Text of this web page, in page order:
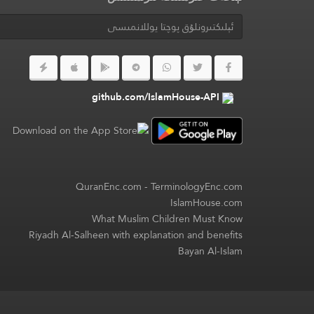
github.com/IslamHouse-API
QuranEnc.com-TerminologyEnc.com
IslamHouse.com
What Muslim Children Must Know
Riyadh Al-Salheen with explanation and benefits
Bayan Al-Islam